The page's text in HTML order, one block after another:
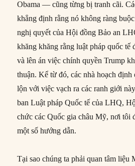
Obama — cũng từng bị tranh cãi.
khẳng định rằng nó không ràng
nghị quyết của Hội đồng Bảo an
khăng khăng rằng luật pháp quốc tế
và lên án việc chính quyền Trump
thuận. Kể từ đó, các nhà hoạch định
lộn với việc vạch ra các ranh giới
ban Luật pháp Quốc tế của LHQ,
chức các Quốc gia châu Mỹ, nơi tôi
một số hướng dẫn.
Tại sao chúng ta phải quan tâm liệu